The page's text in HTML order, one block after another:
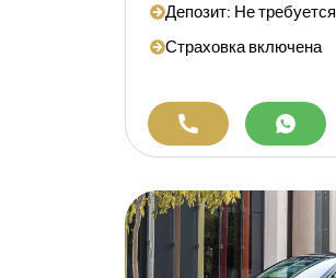
Депозит: Не требуется
Страховка включена